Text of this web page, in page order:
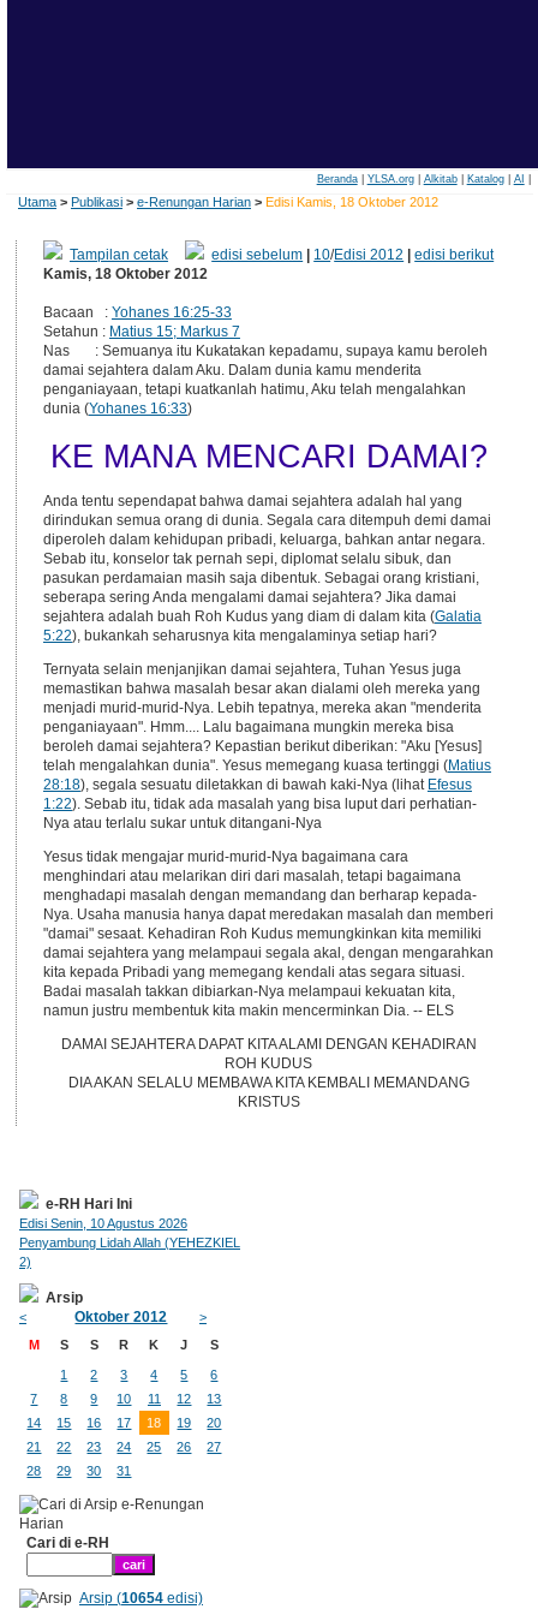
Beranda| YLSA.org| Alkitab| Katalog| AI
Utama > Publikasi > e-Renungan Harian > Edisi Kamis, 18 Oktober 2012
Tampilan cetak edisi sebelum 10/Edisi 2012 |edisi berikut
Kamis, 18 Oktober 2012
Bacaan : Yohanes 16:25-33
Setahun : Matius 15; Markus 7
Nas : Semuanya itu Kukatakan kepadamu, supaya kamu beroleh
damai sejahtera dalam Aku. Dalam dunia kamu menderita
penganiayaan, tetapi kuatkanlah hatimu, Aku telah mengalahkan
dunia (Yohanes 16:33)
KE MANA MENCARI DAMAI?
Anda tentu sependapat bahwa damai sejahtera adalah hal yang
dirindukan semua orang di dunia. Segala cara ditempuh demi damai
diperoleh dalam kehidupan pribadi, keluarga, bahkan antar negara.
Sebab itu, konselor tak pernah sepi, diplomat selalu sibuk, dan
pasukan perdamaian masih saja dibentuk. Sebagai orang kristiani,
seberapa sering Anda mengalami damai sejahtera? Jika damai
sejahtera adalah buah Roh Kudus yang diam di dalam kita (Galatia
5:22), bukankah seharusnya kita mengalaminya setiap hari?
Ternyata selain menjanjikan damai sejahtera, Tuhan Yesus juga
memastikan bahwa masalah besar akan dialami oleh mereka yang
menjadi murid-murid-Nya. Lebih tepatnya, mereka akan "menderita
penganiayaan". Hmm.... Lalu bagaimana mungkin mereka bisa
beroleh damai sejahtera? Kepastian berikut diberikan: "Aku [Yesus]
telah mengalahkan dunia". Yesus memegang kuasa tertinggi (Matius
28:18), segala sesuatu diletakkan di bawah kaki-Nya (lihat Efesus
1:22). Sebab itu, tidak ada masalah yang bisa luput dari perhatian-
Nya atau terlalu sukar untuk ditangani-Nya
Yesus tidak mengajar murid-murid-Nya bagaimana cara
menghindari atau melarikan diri dari masalah, tetapi bagaimana
menghadapi masalah dengan memandang dan berharap kepada-
Nya. Usaha manusia hanya dapat meredakan masalah dan memberi
"damai" sesaat. Kehadiran Roh Kudus memungkinkan kita memiliki
damai sejahtera yang melampaui segala akal, dengan mengarahkan
kita kepada Pribadi yang memegang kendali atas segara situasi.
Badai masalah takkan dibiarkan-Nya melampaui kekuatan kita,
namun justru membentuk kita makin mencerminkan Dia. -- ELS
DAMAI SEJAHTERA DAPAT KITA ALAMI DENGAN KEHADIRAN
ROH KUDUS
DIA AKAN SELALU MEMBAWA KITA KEMBALI MEMANDANG
KRISTUS
e-RH Hari Ini
Edisi Senin, 10 Agustus 2026
Penyambung Lidah Allah (YEHEZKIEL
2)
Arsip
< Oktober 2012
>
M
S S R K J S
1 2 3 4 5
6
7
8 9 10 11 12
13
14
15 16 17 18 19
20
21
22 23 24 25 26
27
28
29 30 31
Cari di e-RH
Arsip (10654edisi)